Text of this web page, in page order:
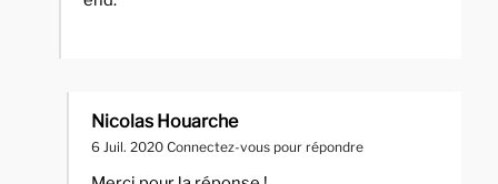
Nicolas Houarche
6 Juil. 2020 Connectez-vous pour répondre